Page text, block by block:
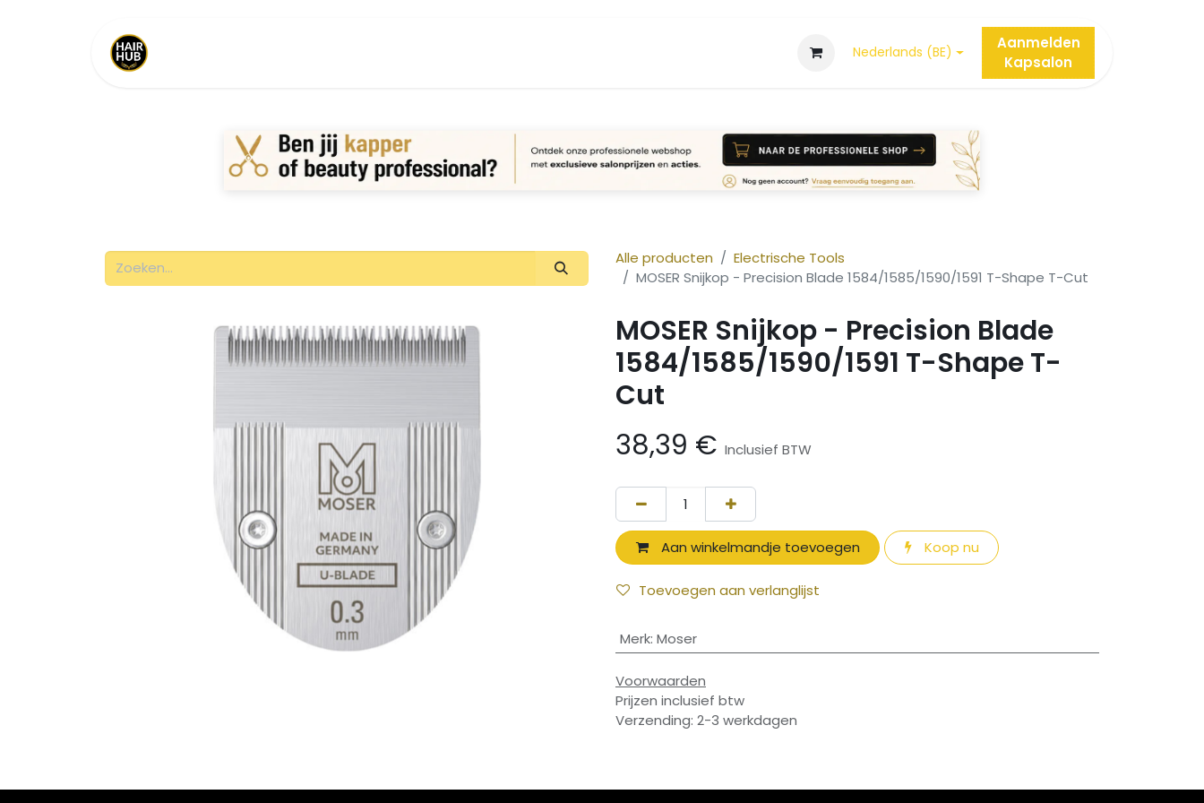
Nederlands (BE)
Aanmelden
Kapsalon
Alle producten
Electrische Tools
MOSER Snijkop - Precision Blade 1584/1585/1590/1591 T-Shape T-Cut
MOSER Snijkop - Precision Blade
1584/1585/1590/1591 T-Shape T-
Cut
38,39 € Inclusief BTW
Aan winkelmandje toevoegen Koop nu
Toevoegen aan verlanglijst
Merk: Moser
Voorwaarden
Prijzen inclusief btw
Verzending: 2-3 werkdagen